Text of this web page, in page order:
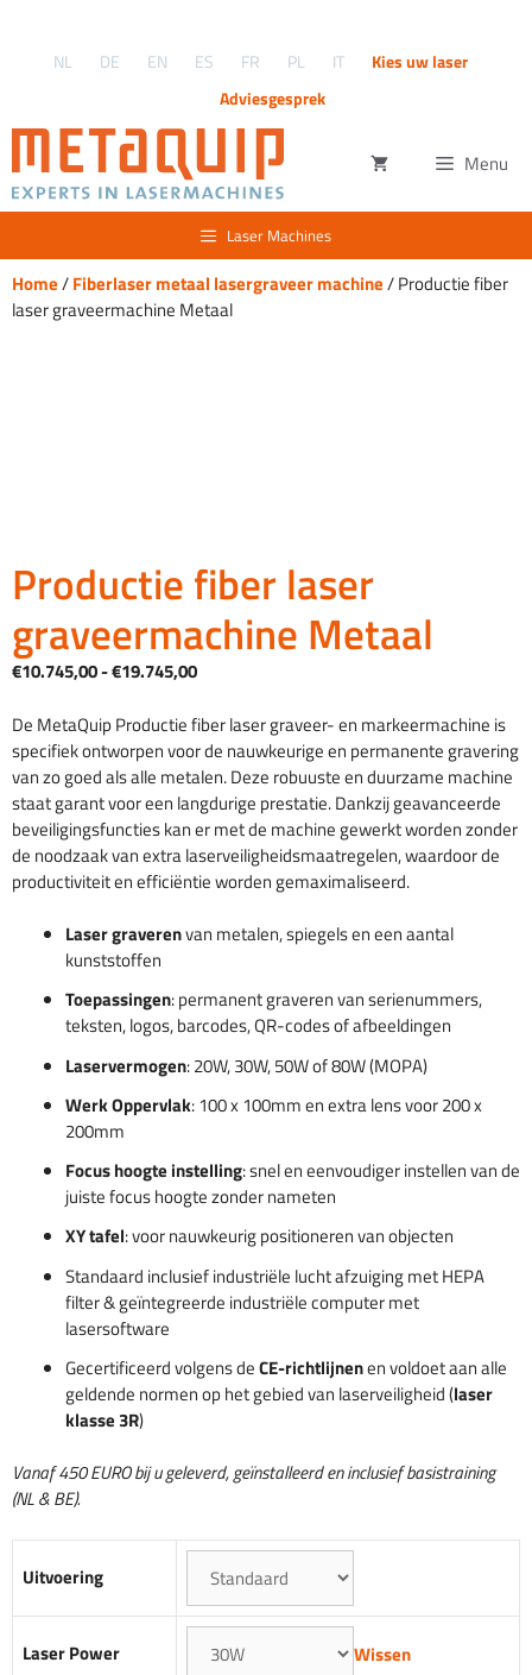
NL DE EN ES FR PL IT
Kies uw laser
Adviesgesprek
Menu
Laser Machines
Home/Fiberlaser metaal lasergraveer machine/ Productie fiber
laser graveermachine Metaal
Productie fiber laser
graveermachine Metaal
€10.745,00-€19.745,00Prijsklasse:
tot
€19.745,00
De MetaQuip Productie fiber laser graveer- en markeermachine is
specifiek ontworpen voor de nauwkeurige en permanente gravering
van zo goed als alle metalen. Deze robuuste en duurzame machine
staat garant voor een langdurige prestatie. Dankzij geavanceerde
beveiligingsfuncties kan er met de machine gewerkt worden zonder
de noodzaak van extra laserveiligheidsmaatregelen, waardoor de
productiviteit en efficiëntie worden gemaximaliseerd.
Laser graverenvan metalen, spiegels en een aantal
kunststoffen
Toepassingen: permanent graveren van serienummers,
teksten, logos, barcodes, QR-codes of afbeeldingen
Laservermogen: 20W, 30W, 50W of 80W (MOPA)
Werk Oppervlak: 100 x 100mm en extra lens voor 200 x
200mm
Focus hoogte instelling: snel en eenvoudiger instellen van de
juiste focus hoogte zonder nameten
XY tafel: voor nauwkeurig positioneren van objecten
Standaard inclusief industriële lucht afzuiging met HEPA
filter & geïntegreerde industriële computer met
lasersoftware
Gecertificeerd volgens deCE-richtlijnenen voldoet aan alle
geldende normen op het gebied van laserveiligheid (laser
klasse 3R)
Vanaf 450 EURO bij u geleverd, geïnstalleerd en inclusief basistraining
(NL & BE).
Uitvoering
Laser Power Wissen